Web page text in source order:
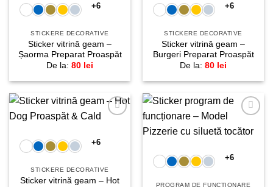
favorite!
+6
STICKERE DECORATIVE
Sticker vitrină geam –
Șaorma Preparat Proaspăt
De la: 80 lei
favorite!
+6
STICKERE DECORATIVE
Sticker vitrină geam –
Burgeri Preparat Proaspăt
De la: 80 lei
favorite!
+6
STICKERE DECORATIVE
Sticker vitrină geam – Hot
la
+6
PROGRAM DE FUNCȚIONARE